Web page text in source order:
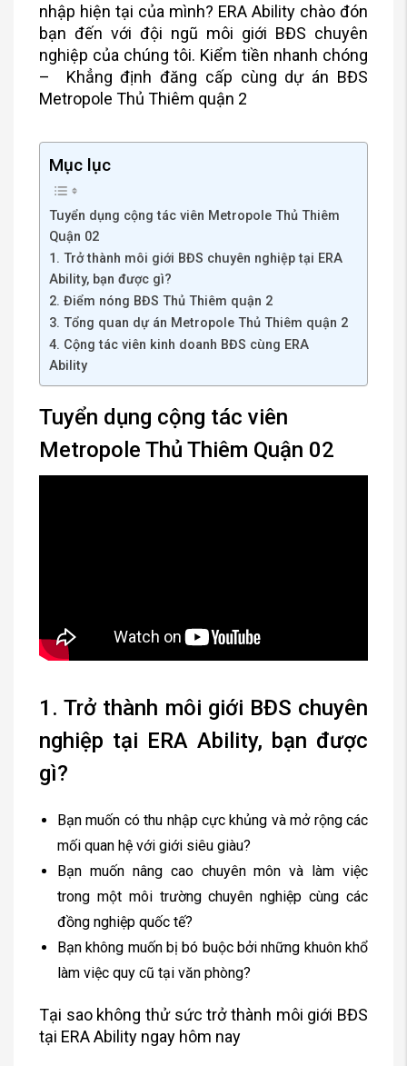
nhập hiện tại của mình? ERA Ability chào đón
bạn đến với đội ngũ môi giới BĐS chuyên
nghiệp của chúng tôi. Kiểm tiền nhanh chóng
– Khẳng định đăng cấp cùng dự án BĐS
Metropole Thủ Thiêm quận 2
Mục lục
Tuyển dụng cộng tác viên Metropole Thủ Thiêm
Quận 02
1. Trở thành môi giới BĐS chuyên nghiệp tại ERA
Ability, bạn được gì?
2. Điểm nóng BĐS Thủ Thiêm quận 2
3. Tổng quan dự án Metropole Thủ Thiêm quận 2
4. Cộng tác viên kinh doanh BĐS cùng ERA
Ability
Tuyển dụng cộng tác viên
Metropole Thủ Thiêm Quận 02
1. Trở thành môi giới BĐS chuyên
nghiệp tại ERA Ability, bạn được
gì?
Bạn muốn có thu nhập cực khủng và mở rộng các
mối quan hệ với giới siêu giàu?
Bạn muốn nâng cao chuyên môn và làm việc
trong một môi trường chuyên nghiệp cùng các
đồng nghiệp quốc tế?
Bạn không muốn bị bó buộc bởi những khuôn khổ
làm việc quy cũ tại văn phòng?
Tại sao không thử sức trở thành môi giới BĐS
tại ERA Ability ngay hôm nay